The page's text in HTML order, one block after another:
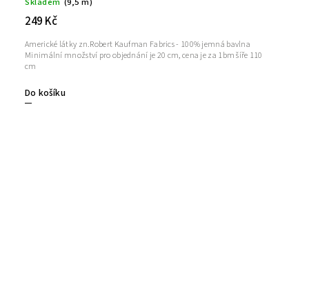
249 Kč
Do košíku
Americké látky zn.Robert Kaufman Fabrics - 100% jemná bavlna
Minimální množství pro objednání je 20 cm, cena je za 1bm šíře 110
cm